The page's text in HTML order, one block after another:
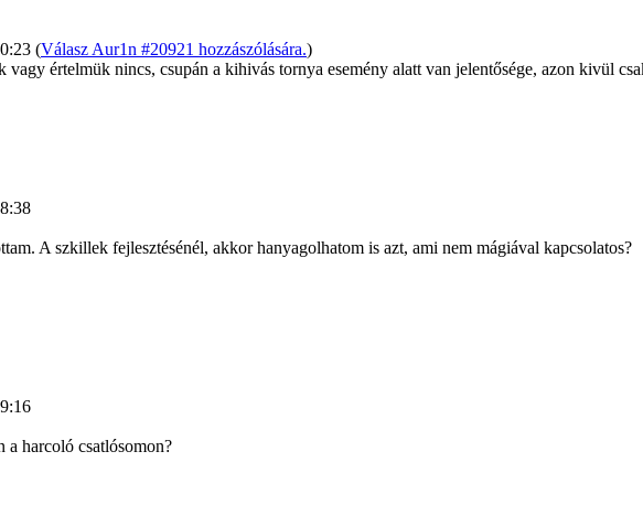
(Válasz Aur1n #20921 hozzászólására.)
vagy értelmük nincs, csupán a kihivás tornya esemény alatt van jelentősége, azon kivül
A szkillek fejlesztésénél, akkor hanyagolhatom is azt, ami nem mágiával kapcsolatos?
a harcoló csatlósomon?